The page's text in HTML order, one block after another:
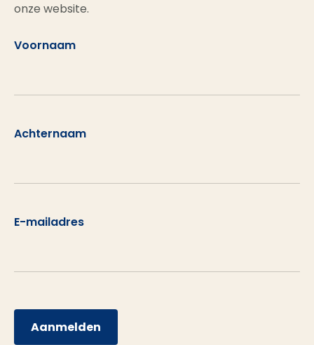
onze website.
Voornaam
Achternaam
E-mailadres
Aanmelden